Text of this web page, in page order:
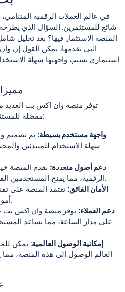
في عالم العملات الرقمية
شائع للمستثمرين. السؤال الذي
المنصة الاستثمار فيها؟ بعد تحليل
التي تقدمها، يمكن القول إن
استثماري بسبب واجهتها سهلة
توفر منصة وان اكس بت العديد
مفضلة للمستثمرين. ومن أهم هذه المميزات:
واجهة مستخدم بسيطة: تم تصميم
سهلة الاستخدام للمبتدئين
دعم أصول متعددة: تقدم المنصة
الرقمية، مما يمنح المستخدمين القدرة على تنويع محفظتهم.
الأمان الفائق: تعتمد المنصة على
أموال المستخدمين وبياناتهم.
دعم العملاء: توفر منصة وان اكس بت
على مدار الساعة، مما يساعد
إمكانية الوصول العالمية: يمكن
العالم الوصول إلى هذه المنصة،